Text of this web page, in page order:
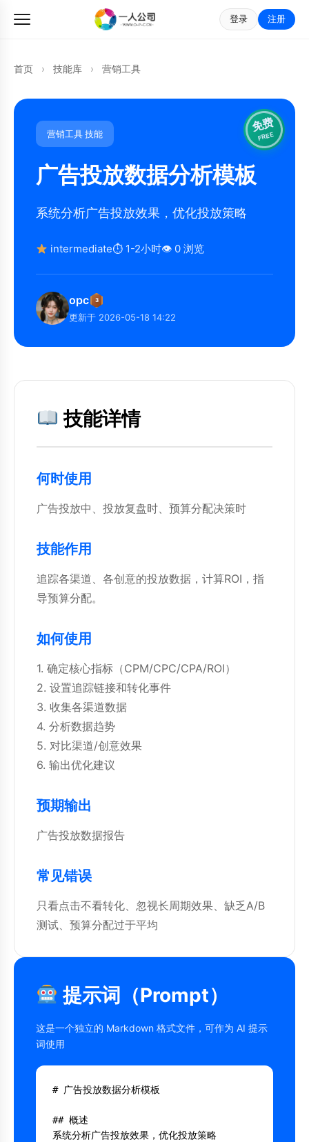
登录 注册
首页 › 技能库 › 营销工具
营销工具 技能
广告投放数据分析模板
免费
FREE
系统分析广告投放效果，优化投放策略
intermediate⏱ 1-2小时👁 0 浏览
opc 3
更新于 2026-05-18 14:22
技能详情
何时使用
广告投放中、投放复盘时、预算分配决策时
技能作用
追踪各渠道、各创意的投放数据，计算ROI，指
导预算分配。
如何使用
1. 确定核心指标（CPM/CPC/CPA/ROI）
2. 设置追踪链接和转化事件
3. 收集各渠道数据
4. 分析数据趋势
5. 对比渠道/创意效果
6. 输出优化建议
预期输出
广告投放数据报告
常见错误
只看点击不看转化、忽视长周期效果、缺乏A/B
测试、预算分配过于平均
提示词（Prompt）
这是一个独立的 Markdown 格式文件，可作为 AI 提示
词使用
# 广告投放数据分析模板
## 概述
系统分析广告投放效果，优化投放策略